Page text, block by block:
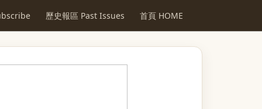
歷史報區 Past Issues 首頁 HOME